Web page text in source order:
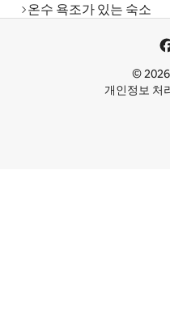
온수 욕조가 있는 숙소
©
개인정보 처